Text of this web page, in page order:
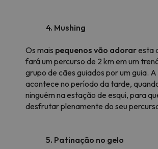
4. Mushing
Os mais pequenos vão adoraresta
fará um percurso de 2 km em um
grupo de cães guiados por um guia.
acontece no período da tarde,
ninguém na estação de esqui, para
desfrutar plenamente do seu
5. Patinação no gelo